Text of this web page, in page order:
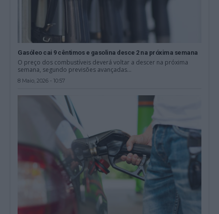
Gasóleo cai 9 cêntimos e gasolina desce 2 na próxima semana
O preço dos combustíveis deverá voltar a descer na próxima
semana, segundo previsões avançadas...
8 Maio, 2026 - 10:57